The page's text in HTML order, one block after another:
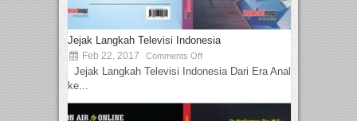
Jejak Langkah Televisi Indonesia
Feb 22, 2017 Comments Off
Jejak Langkah Televisi Indonesia Dari Era Analog
ke...